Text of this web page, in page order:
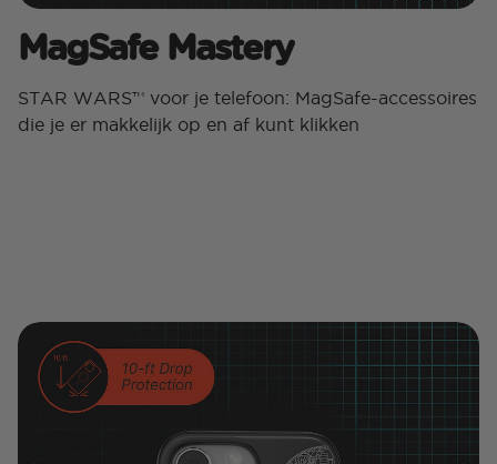
MagSafe Mastery
STAR WARS™ voor je telefoon: MagSafe-accessoires
die je er makkelijk op en af ​​kunt klikken